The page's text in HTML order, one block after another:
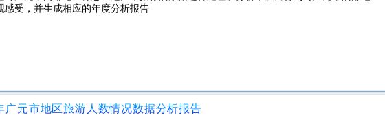
感受，并生成相应的年度分析报告
广元市地区旅游人数情况数据分析报告